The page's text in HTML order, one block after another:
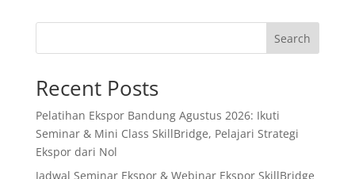
Search
Recent Posts
Pelatihan Ekspor Bandung Agustus 2026: Ikuti
Seminar & Mini Class SkillBridge, Pelajari Strategi
Ekspor dari Nol
Jadwal Seminar Ekspor & Webinar Ekspor SkillBridge